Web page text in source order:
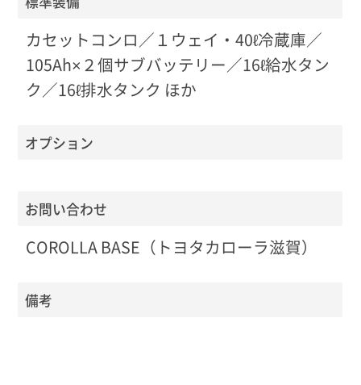
カセットコンロ／１ウェイ・40ℓ冷蔵庫／
105Ah×２個サブバッテリー／16ℓ給水タン
ク／16ℓ排水タンク ほか
オプション
お問い合わせ
COROLLA BASE（トヨタカローラ滋賀）
備考